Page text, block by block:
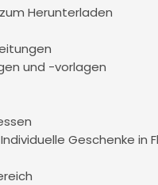
Herunterladen
und -vorlagen
Geschenke in